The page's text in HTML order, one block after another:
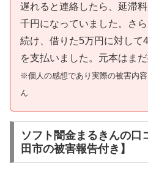
遅れると連絡したら、延滞
千円になっていました。さ
続け、借りた5万円に対して
を支払いました。元本はまだ
※個人の感想であり実際の被害内
ん
ソフト闇金まるきんの口
田市の被害報告付き】